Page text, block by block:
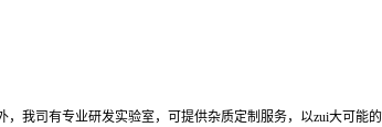
我司有专业研发实验室，可提供杂质定制服务，以zui大可能